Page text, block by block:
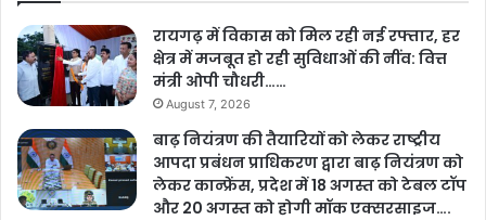
रायगढ़ में विकास को मिल रही नई रफ्तार, हर
क्षेत्र में मजबूत हो रही सुविधाओं की नींव: वित्त
मंत्री ओपी चौधरी……
August 7, 2026
बाढ़ नियंत्रण की तैयारियों को लेकर राष्ट्रीय
आपदा प्रबंधन प्राधिकरण द्वारा बाढ़ नियंत्रण को
लेकर कान्फ्रेंस, प्रदेश में 18 अगस्त को टेबल टॉप
और 20 अगस्त को होगी मॉक एक्सरसाइज….